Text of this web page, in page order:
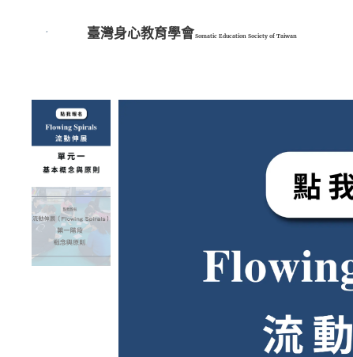
臺灣身心教育學會Somatic Education Society of Taiwan